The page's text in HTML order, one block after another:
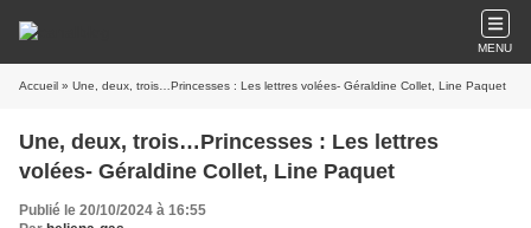
MENU
Accueil » Une, deux, trois…Princesses : Les lettres volées- Géraldine Collet, Line Paquet
Une, deux, trois…Princesses : Les lettres
volées- Géraldine Collet, Line Paquet
Publié le 20/10/2024 à 16:55